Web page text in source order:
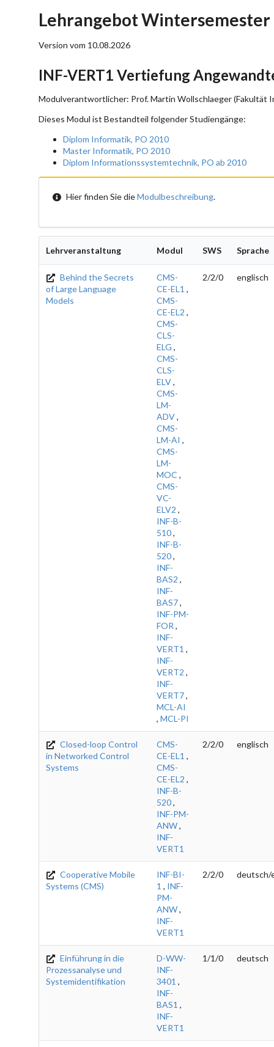
Lehrangebot Wintersemester
Version vom 10.08.2026
INF-VERT1 Vertiefung
Modulverantwortlicher: Prof. Martin Wollschlaeger (Fakultät
Dieses Modul ist Bestandteil folgender Studiengänge:
Diplom Informatik, PO 2010
Master Informatik, PO 2010
Diplom Informationssystemtechnik, PO ab 2010
Hier finden Sie dieModulbeschreibung.
Lehrveranstaltung Modul SWS Sprache
Behind the Secrets
of Large Language
Models
CMS-
CE-EL1 ,
CMS-
CE-EL2 ,
CMS-
CLS-
ELG ,
CMS-
CLS-
ELV,
CMS-
LM-
ADV,
CMS-
LM-AI ,
CMS-
LM-
MOC ,
CMS-
VC-
ELV2 ,
INF-B-
510,
INF-B-
520,
INF-
BAS2 ,
INF-
BAS7,
INF-PM-
FOR ,
INF-
VERT1 ,
INF-
VERT2 ,
INF-
VERT7,
MCL-AI
, MCL-PI
2/2/0 englisch
Closed-loop Control
in Networked Control
Systems
CMS-
CE-EL1 ,
CMS-
CE-EL2 ,
INF-B-
520,
INF-PM-
ANW,
INF-
VERT1
2/2/0 englisch
Cooperative Mobile
Systems (CMS)
INF-BI-
1 , INF-
PM-
ANW,
INF-
VERT1
2/2/0 deutsch/
Einführung in die
Prozessanalyse und
Systemidentifikation
D-WW-
INF-
3401 ,
INF-
BAS1 ,
INF-
VERT1
1/1/0 deutsch